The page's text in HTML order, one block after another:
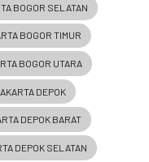
BOGOR SELATAN
BOGOR TIMUR
BOGOR UTARA
DEPOK
DEPOK BARAT
DEPOK SELATAN